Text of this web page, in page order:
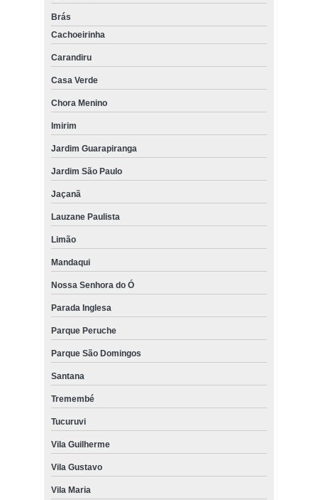
Brás
Cachoeirinha
Carandiru
Casa Verde
Chora Menino
Imirim
Jardim Guarapiranga
Jardim São Paulo
Jaçanã
Lauzane Paulista
Limão
Mandaqui
Nossa Senhora do Ó
Parada Inglesa
Parque Peruche
Parque São Domingos
Santana
Tremembé
Tucuruvi
Vila Guilherme
Vila Gustavo
Vila Maria